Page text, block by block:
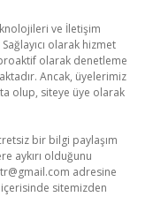
ve İletişim
olarak hizmet
olarak denetleme
Ancak, üyelerimiz
olup, siteye üye olarak
bir bilgi paylaşım
aykırı olduğunu
adresine
sitemizden